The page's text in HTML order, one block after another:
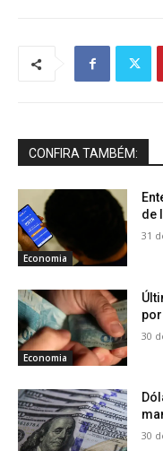
CONFIRA TAMBÉM:
Economia
de
31
Economia
30
30